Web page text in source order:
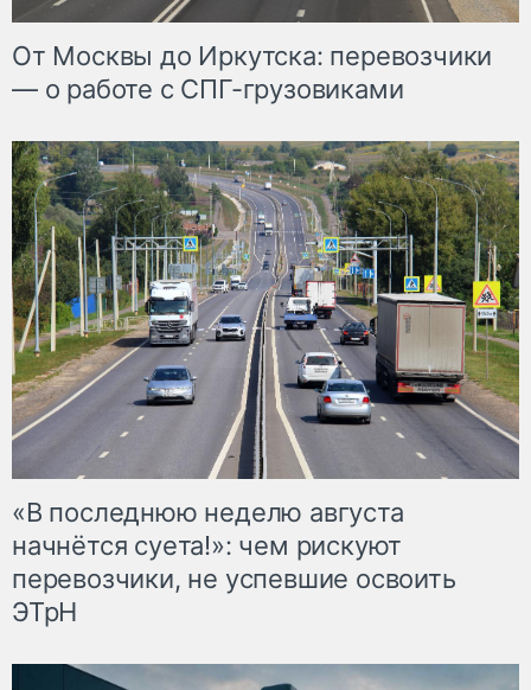
От Москвы до Иркутска: перевозчики
— о работе с СПГ-грузовиками
«В последнюю неделю августа
начнётся суета!»: чем рискуют
перевозчики, не успевшие освоить
ЭТрН